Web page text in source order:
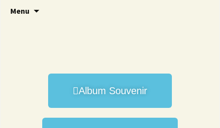
Amicale 14
Brave 14
Menu
Album Souvenir